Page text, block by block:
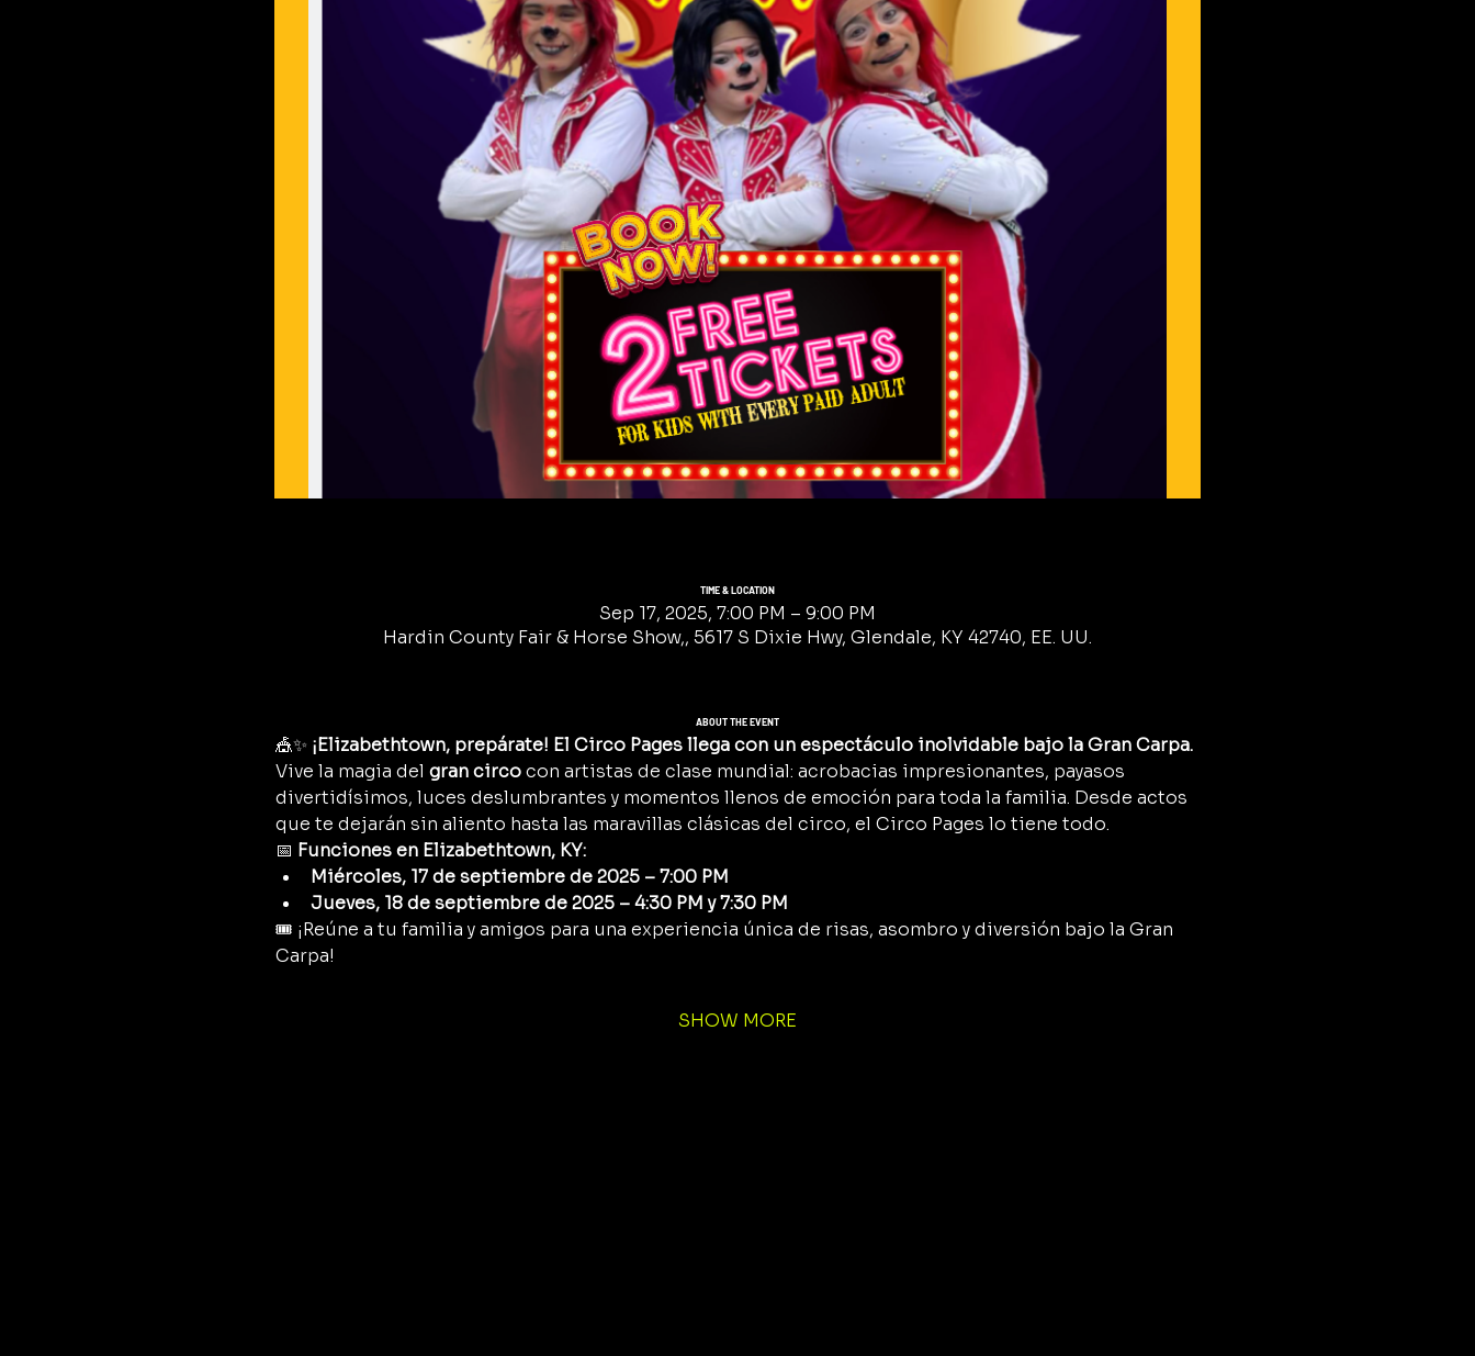
TIME & LOCATION
Sep 17, 2025, 7:00 PM – 9:00 PM
Hardin County Fair & Horse Show,, 5617 S Dixie Hwy, Glendale, KY 42740, EE. UU.
ABOUT THE EVENT
🎪✨ ¡Elizabethtown, prepárate! El Circo Pages llega con un espectáculo inolvidable bajo la Gran Carpa.
Vive la magia del gran circo con artistas de clase mundial: acrobacias impresionantes, payasos
divertidísimos, luces deslumbrantes y momentos llenos de emoción para toda la familia. Desde actos
que te dejarán sin aliento hasta las maravillas clásicas del circo, el Circo Pages lo tiene todo.
📅 Funciones en Elizabethtown, KY:
Miércoles, 17 de septiembre de 2025 – 7:00 PM
Jueves, 18 de septiembre de 2025 – 4:30 PM y 7:30 PM
🎟️ ¡Reúne a tu familia y amigos para una experiencia única de risas, asombro y diversión bajo la Gran
Carpa!
SHOW MORE